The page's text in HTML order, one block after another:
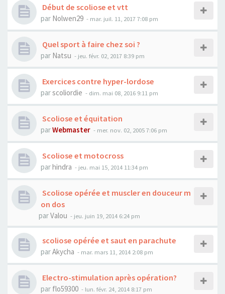
Début de scoliose et vtt
par Nolwen29 - mar. juil. 11, 2017 7:08 pm
Quel sport à faire chez soi ?
par Natsu - jeu. févr. 02, 2017 8:39 pm
Exercices contre hyper-lordose
parscoliordie - dim. mai 08, 2016 9:11 pm
Scoliose et équitation
parWebmaster - mer. nov. 02, 2005 7:06 pm
Scoliose et motocross
parhindra - jeu. mai 15, 2014 11:34 pm
Scoliose opérée et muscler en douceur m
on dos
parValou - jeu. juin 19, 2014 6:24 pm
scoliose opérée et saut en parachute
parAkycha - mar. mars 11, 2014 2:08 pm
Electro-stimulation après opération?
par flo59300 - lun. févr. 24, 2014 8:17 pm